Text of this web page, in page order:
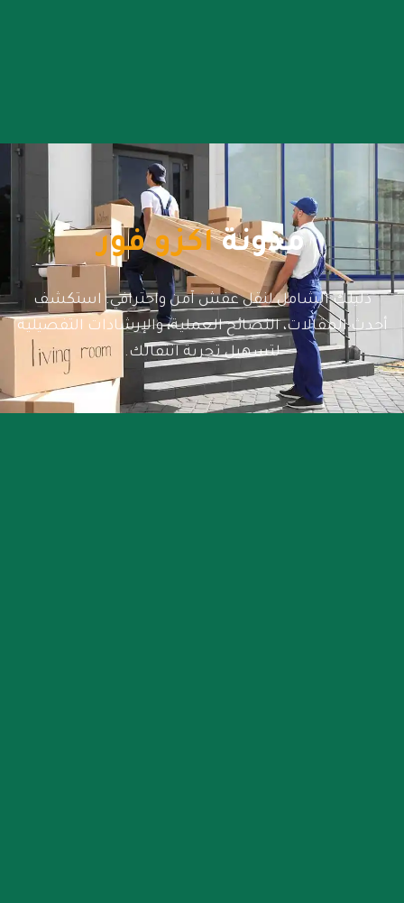
مدونةاكزو فور
دليلك الشامل لنقل عفش آمن واحترافي. استكشف
أحدث المقالات، النصائح العملية، والإرشادات التفصيلية
لتسهيل تجربة انتقالك.